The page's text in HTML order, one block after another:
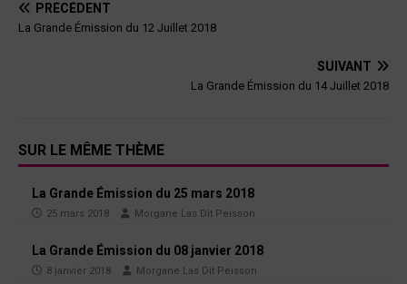
PRÉCÉDENT
La Grande Émission du 12 Juillet 2018
SUIVANT
La Grande Émission du 14 Juillet 2018
SUR LE MÊME THÈME
La Grande Émission du 25 mars 2018
25 mars 2018 Morgane Las Dit Peisson
La Grande Émission du 08 janvier 2018
8 janvier 2018 Morgane Las Dit Peisson